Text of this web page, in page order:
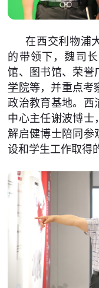
在西交利物浦
的带领下，魏司
馆、图书馆、荣誉
学院等，并重点考
政治教育基地。西
中心主任谢波博士
解启健博士陪同参
设和学生工作取得